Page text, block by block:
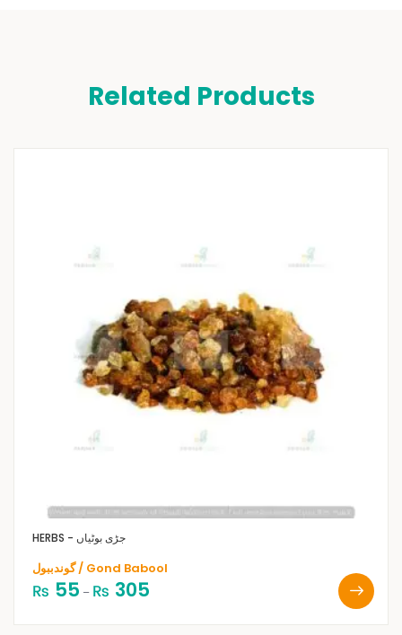
Related Products
HERBS - جڑی بوٹیاں
گوندببول / Gond Babool
₨ 55 – ₨ 305